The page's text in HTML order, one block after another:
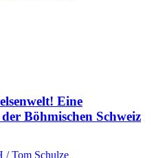
Eine
Böhmischen Schweiz